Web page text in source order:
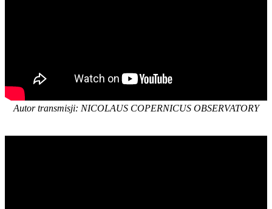
Autor transmisji: NICOLAUS COPERNICUS OBSERVATORY